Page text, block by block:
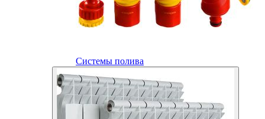
Системы полива